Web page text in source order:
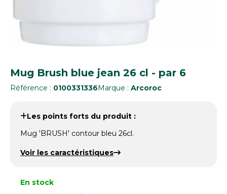
Mug Brush blue jean 26 cl - par 6
Référence : 0100331336Marque : Arcoroc
Les points forts du produit :
Mug 'BRUSH' contour bleu 26cl.
Voir les caractéristiques
En stock